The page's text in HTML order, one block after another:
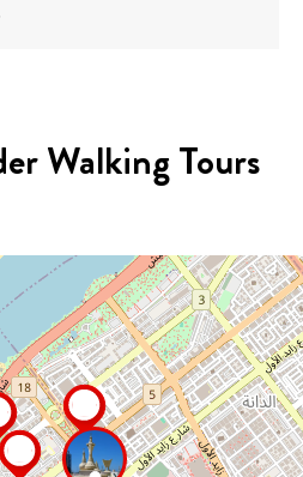
Walking Tours